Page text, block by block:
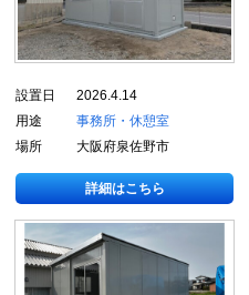
設置日
2026.4.14
用途
事務所・休憩室
場所
大阪府泉佐野市
詳細はこちら